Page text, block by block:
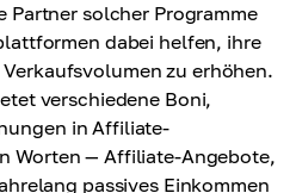
Partner solcher Programme
dabei helfen, ihre
zu erhöhen.
verschiedene Boni,
in Affiliate-
Worten — Affiliate-Angebote,
passives Einkommen